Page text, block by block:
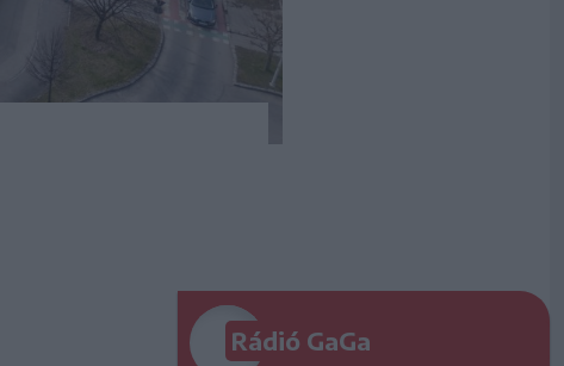
Rádió GaGa